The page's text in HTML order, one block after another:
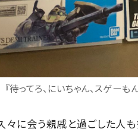
『待ってろ、にいちゃん、スゲー
々に会う親戚と過ごした人